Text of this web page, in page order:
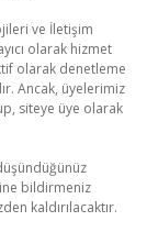
ve İletişim
olarak hizmet
olarak denetleme
Ancak, üyelerimiz
siteye üye olarak
bildirmeniz
kaldırılacaktır.